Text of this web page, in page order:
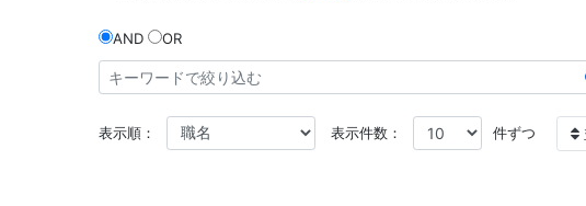
AND OR
表示順： 表示件数： 件ずつ